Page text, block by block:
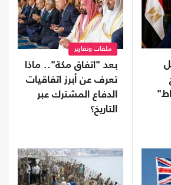
ملفات وتقارير
بعد "اتفاق مكة".. ماذا
تعرف عن أبرز اتفاقيات
الدفاع المشترك عبر
التاريخ؟